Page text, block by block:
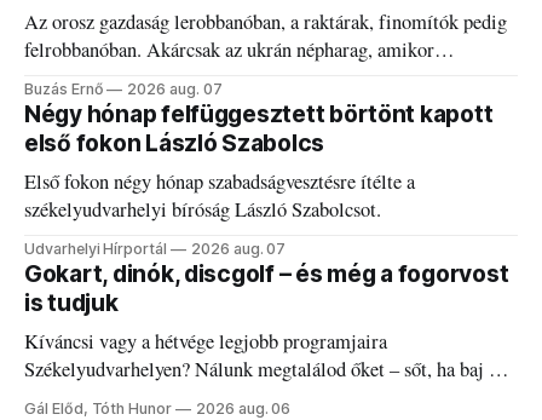
Az orosz gazdaság lerobbanóban, a raktárak, finomítók pedig
felrobbanóban. Akárcsak az ukrán népharag, amikor
elégedetlen vezetőivel.
Buzás Ernő 2026 aug. 07
Négy hónap felfüggesztett börtönt kapott
első fokon László Szabolcs
Első fokon négy hónap szabadságvesztésre ítélte a
székelyudvarhelyi bíróság László Szabolcsot.
Udvarhelyi Hírportál 2026 aug. 07
Gokart, dinók, discgolf – és még a fogorvost
is tudjuk
Kíváncsi vagy a hétvége legjobb programjaira
Székelyudvarhelyen? Nálunk megtalálod őket – sőt, ha baj van
a fogaddal, a fogorvosi ügyeletet is!
Gál Előd, Tóth Hunor 2026 aug. 06